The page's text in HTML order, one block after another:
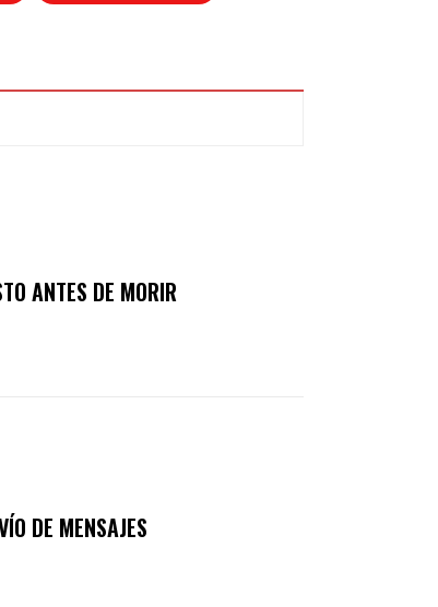
ANTES DE MORIR
DE MENSAJES